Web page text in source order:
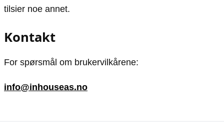
tilsier noe annet.
Kontakt
For spørsmål om brukervilkårene:
info@inhouseas.no